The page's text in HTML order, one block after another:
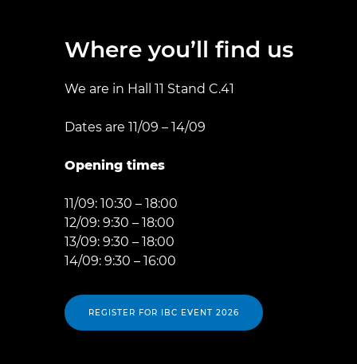
Where you’ll find us
We are in Hall 11 Stand C.41
Dates are 11/09 – 14/09
Opening times
11/09: 10:30 – 18:00
12/09: 9:30 – 18:00
13/09: 9:30 – 18:00
14/09: 9:30 – 16:00
REGISTER FOR IBC EVENT 2026